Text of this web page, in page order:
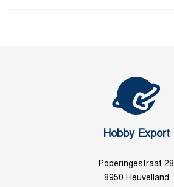
Hobby Export
Poperingestraat 28
8950 Heuvelland